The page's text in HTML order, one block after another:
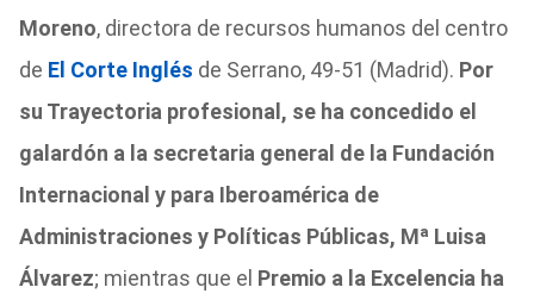
Moreno, directora de recursos humanos del centro
de El Corte Inglés de Serrano, 49-51 (Madrid). Por
su Trayectoria profesional, se ha concedido el
galardón a la secretaria general de la Fundación
Internacional y para Iberoamérica de
Administraciones y Políticas Públicas, Mª Luisa
Álvarez; mientras que el Premio a la Excelencia ha